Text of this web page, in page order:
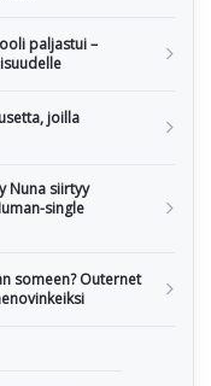
paljastui –
joilla
Nuna siirtyy
single
someen? Outernet